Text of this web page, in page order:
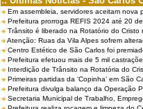
Em assembleia, servidores aceitam nova
Prefeitura prorroga REFIS 2024 até 20
Trânsito é liberado na Rotatório do Cristo
Atenção: Ruas da Vila Alpes sofrem
Centro Estético de São Carlos foi
Prefeitura efetuou mais de 5 mil
Interdição de Trânsito na Rotatória do
Primeiras partidas da ‘Copinha’ em São
Prefeitura divulga balanço da Operação
Secretaria Municipal de Trabalho,